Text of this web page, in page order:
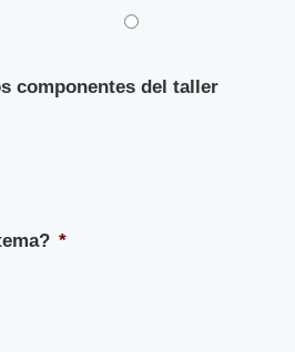
componentes del taller
*